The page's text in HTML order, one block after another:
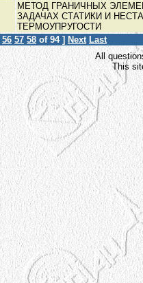
МЕТОД ГРАНИЧНЫХ
ЗАДАЧАХ СТАТИКИ И
ТЕРМОУПРУГОСТИ
56 57 58 of 94 ] Next Last
All
This